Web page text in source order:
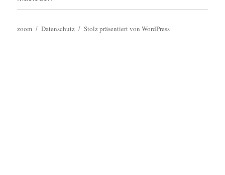
zoom Datenschutz Stolz präsentiert von WordPress